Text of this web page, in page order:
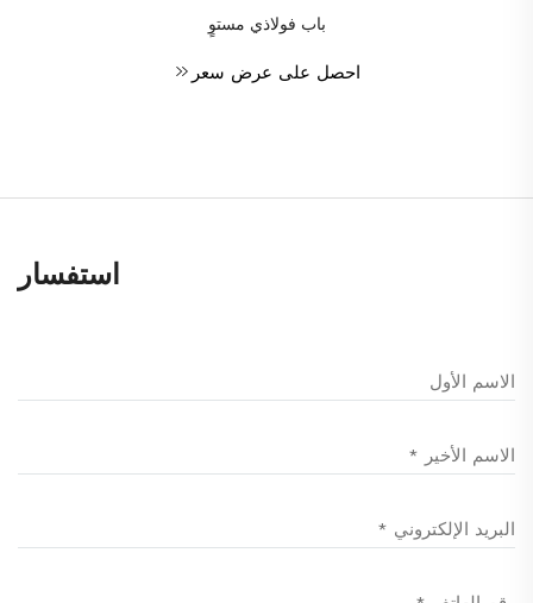
باب فولاذي مستوٍ
احصل على عرض سعر
استفسار